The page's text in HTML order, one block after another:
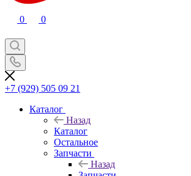
0 0
+7 (929) 505 09 21
Каталог
Назад
Каталог
Остальное
Запчасти
Назад